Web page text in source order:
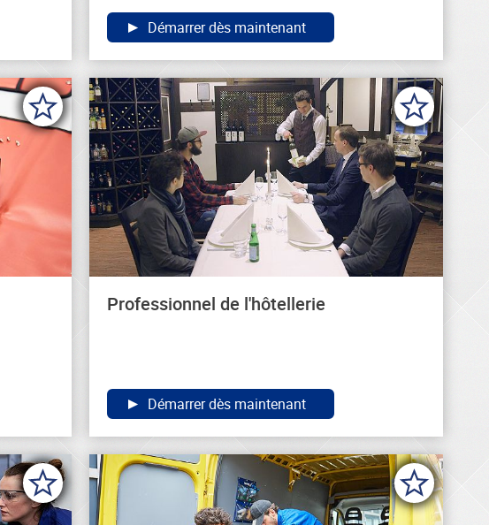
Démarrer dès maintenant
Professionnel de l'hôtellerie
Démarrer dès maintenant